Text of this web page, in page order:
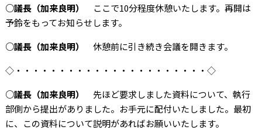
○議長（加来良明）
ここで10分程度休憩いたします。再開は
予鈴をもってお知らせします。
○議長（加来良明）
休憩前に引き続き会議を開きます。
◇・・・・・・・・・・・・・・・・・・・・・・◇
○議長（加来良明） 先ほど要求しました資料について、執行
部側から提出がありました。お手元に配付いたしました。最初
に、この資料について説明があればお願いいたします。